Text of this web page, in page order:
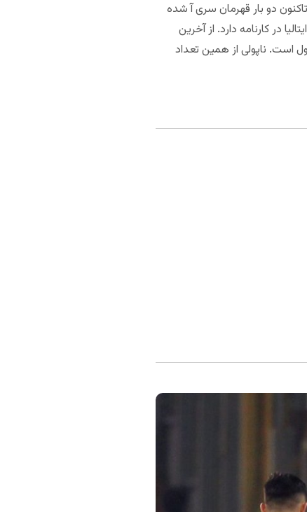
دو بار قهرمان سری آ شده
در کارنامه دارد. از آخرین
از هشت بازی، در رتبه سوم جدول است. ناپولی از همین تعداد